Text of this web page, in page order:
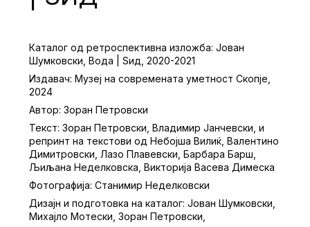
Каталог од ретроспективна изложба: Јован
Шумковски, Вода | Ѕид, 2020-2021
Издавач: Музеј на современата уметност Скопје,
2024
Автор: Зоран Петровски
Текст: Зоран Петровски, Владимир Јанчевски, и
репринт на текстови од Небојша Вилиќ, Валентино
Димитровски, Лазо Плавевски, Барбара Барш,
Љиљана Неделковска, Викторија Васева Димеска
Фотографија: Станимир Неделковски
Дизајн и подготовка на каталог: Јован Шумковски,
Михајло Мотески, Зоран Петровски,